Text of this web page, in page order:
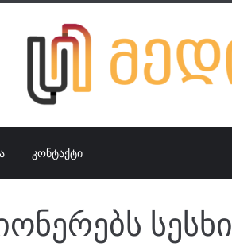
ᲙᲝᲜᲢᲐᲥᲢᲘ
სესხი